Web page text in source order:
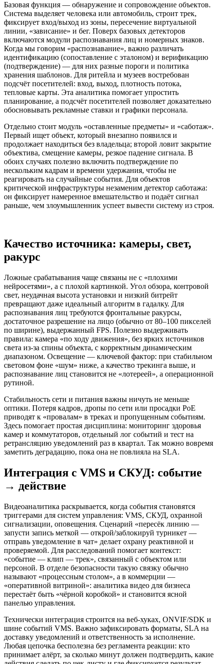
Базовая функция — обнаружение и сопровождение объектов.
Система выделяет человека или автомобиль, строит трек,
фиксирует вход/выход из зоны, пересечение виртуальной
линии, «зависание» и бег. Поверх базовых детекторов
включаются модули распознавания лиц и номерных знаков.
Когда мы говорим «распознавание», важно различать
идентификацию (сопоставление с эталоном) и верификацию
(подтверждение) — для них разные пороги и политика
хранения шаблонов. Для ритейла и музеев востребован
подсчёт посетителей: вход, выход, плотность потока,
тепловые карты. Эта аналитика помогает упростить
планирование, а подсчёт посетителей позволяет доказательно
обосновывать рекламные ставки и графики персонала.
Отдельно стоит модуль «оставленные предметы» и «саботаж».
Первый ищет объект, который внезапно появился и
продолжает находиться без владельца; второй ловит закрытие
объектива, смещение камеры, резкое падение сигнала. В
обоих случаях полезно включить подтверждение по
нескольким кадрам и времени удержания, чтобы не
реагировать на случайные события. Для объектов
критической инфраструктуры незаменим детектор саботажа:
он фиксирует намеренное вмешательство и подаёт сигнал
раньше, чем злоумышленник успеет вывести систему из строя.
Качество источника: камеры, свет,
ракурс
Ложные срабатывания чаще связаны не с «плохими
нейросетями», а с плохой картинкой. Угол обзора, контровой
свет, неудачная высота установки и низкий битрейт
превращают даже идеальный алгоритм в гадалку. Для
распознавания лиц требуются фронтальные ракурсы,
достаточное разрешение на лицо (обычно от 80–100 пикселей
по ширине), выдержанный FPS. Полезно выдерживать
правила: камера «по ходу движения», без ярких источников
света из-за спины объекта, с корректным динамическим
диапазоном. Освещение — ключевой фактор: при стабильном
световом фоне «шум» ниже, а качество трекинга выше, и
распознавание лиц становится не «лотереей», а операционной
рутиной.
Стабильность сети и питания важны ничуть не меньше
оптики. Потеря кадров, дропы по сети или просадки PoE
приводят к «провалам» в треках и пропущенным событиям.
Здесь помогает простая дисциплина: мониторинг здоровья
камер и коммутаторов, отдельный лог событий и тест на
ретрансляцию уведомлений раз в квартал. Так можно вовремя
заметить деградацию, пока она не повлияла на SLA.
Интеграция с VMS и СКУД: событие
→ действие
Видеоаналитика раскрывается, когда события становятся
триггерами для систем управления: VMS, СКУД, охранной
сигнализации, оповещения. Сценарий «пересёк линию —
запусти запись меткой — открой/заблокируй турникет —
отправь уведомление в чат» делает охрану реактивной и
проверяемой. Для расследований помогает контекст:
«событие — клип — трек», связанный с объектом или
персоной. В отделе безопасности такую связку обычно
называют «процессным столом», а в коммерции —
«оперативной витриной»: аналитика видео для бизнеса
перестаёт быть «чёрной коробкой» и становится ясной
панелью управления.
Технически интеграция строится на веб-хуках, ONVIF/SDK и
шине событий VMS. Важно зафиксировать форматы, SLA на
доставку уведомлений и ответственность за исполнение.
Любая цепочка бесполезна без регламента реакции: кто
принимает алёрт, за сколько минут должен подтвердить, какие